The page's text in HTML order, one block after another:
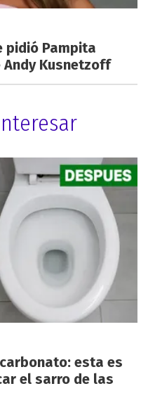
pidió Pampita
Kusnetzoff
esta es
el sarro de las